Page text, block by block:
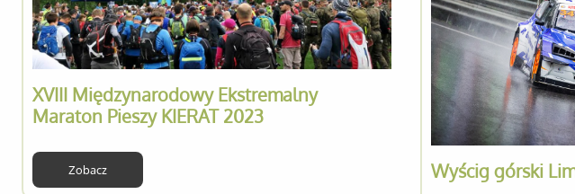
XVIII Międzynarodowy Ekstremalny
Maraton Pieszy KIERAT 2023
Zobacz Wyścig górski